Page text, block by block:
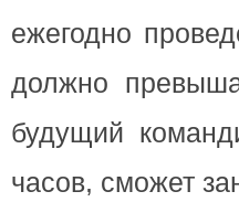
ежегодно
должно
будущий
часов, сможет